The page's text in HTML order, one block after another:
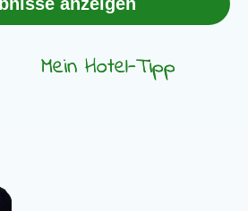
Mein Hotel-Tipp